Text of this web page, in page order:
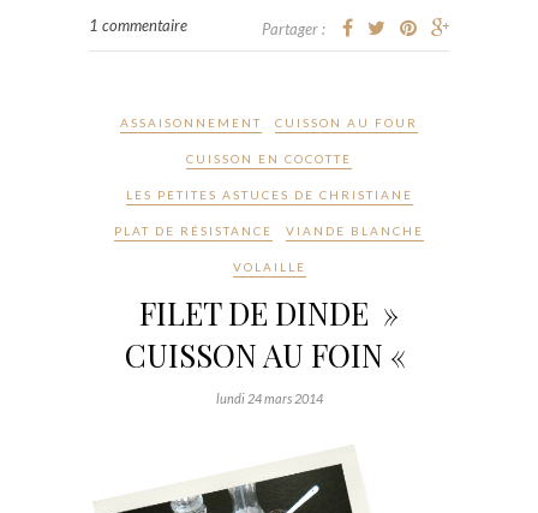
1 commentaire Partager :
ASSAISONNEMENT CUISSON AU FOUR
CUISSON EN COCOTTE
LES PETITES ASTUCES DE CHRISTIANE
PLAT DE RÉSISTANCE VIANDE BLANCHE
VOLAILLE
FILET DE DINDE »
CUISSON AU FOIN «
lundi 24 mars 2014